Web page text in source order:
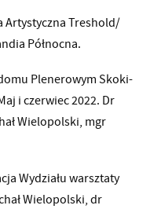
Artystyczna Treshold/
Północna.
Plenerowym Skoki-
i czerwiec 2022. Dr
Wielopolski, mgr
Wydziału warsztaty
Wielopolski, dr